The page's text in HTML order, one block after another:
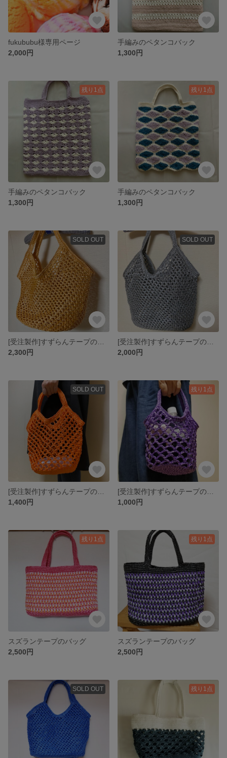
fukububu様専用ページ
2,000円
手編みのペタンコバック
1,300円
残り1点
手編みのペタンコバック
1,300円
残り1点
手編みのペタンコバック
1,300円
SOLD OUT
2,300円
SOLD OUT
2,000円
SOLD OUT
1,400円
残り1点
1,000円
残り1点
スズランテープのバッグ
2,500円
残り1点
スズランテープのバッグ
2,500円
SOLD OUT 残り1点